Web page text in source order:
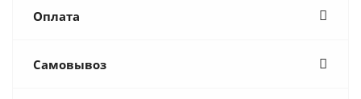
Оплата
Самовывоз